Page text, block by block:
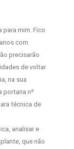
para mim. Fico
com
precisarão
de voltar
na sua
portaria nº
técnica de
analisar e
que não